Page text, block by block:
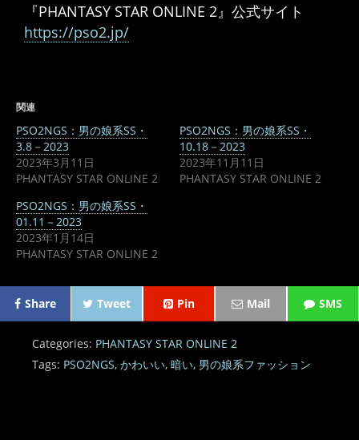
『PHANTASY STAR ONLINE 2』公式サイト
https://pso2.jp/
関連
PSO2NGS：男の娘系SS・
3.8－2023
2023年3月11日
PHANTASY STAR ONLINE 2
PSO2NGS：男の娘系SS・
10.18－2023
2023年11月11日
PHANTASY STAR ONLINE 2
PSO2NGS：男の娘系SS・
01.11－2023
2023年1月14日
PHANTASY STAR ONLINE 2
Share Tweet Pin Mail SMS
Categories: PHANTASY STAR ONLINE 2
Tags: PSO2NGS, かわいい, 暗い, 男の娘系ファッション